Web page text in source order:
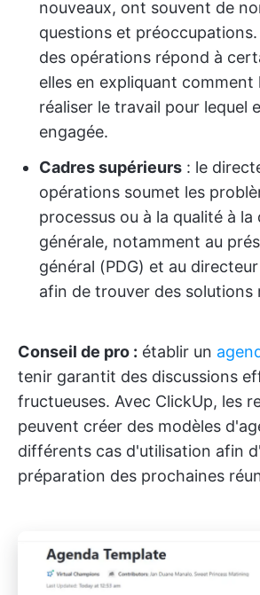
nouveaux, ont souvent de
questions et
des opérations répond à
elles en expliquant comment
réaliser le travail pour lequel
engagée.
Cadres supérieurs : le
opérations soumet les
processus ou à la qualité à
générale, notamment au
général (PDG) et au
afin de trouver des solutions
Conseil de pro : établir un
tenir garantit des discussions
fructueuses. Avec ClickUp, les
peuvent créer des modèles
différents cas d'utilisation afin
préparation des prochaines